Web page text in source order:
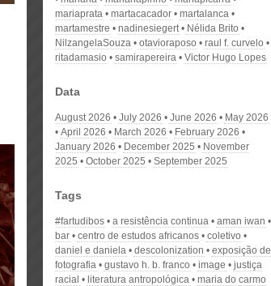
mariaprata
martacacador
martalanca
martamestre
nadinesiegert
Nélida Brito
NilzangelaSouza
otavioraposo
raul f. curvelo
ritadamasio
samirapereira Victor Hugo Lopes
Data
August 2026 July 2026 June 2026
May 2026
April 2026
March 2026
February 2026
January 2026
December 2025
November
2025
October 2025 September 2025
Tags
#fartudibos a resistência continua
aman iwan
bar
centro de estudos africanos
coletivo
daniel e daniela
descolonization
exposição de
fotografia
gustavo h. b. franco image
justiça
racial
literatura antropológica
maria do carmo